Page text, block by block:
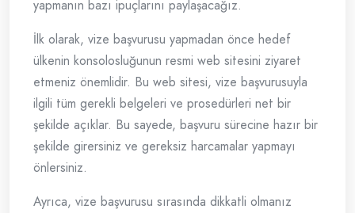
yapmanın bazı ipuçlarını paylaşacağız.
İlk olarak, vize başvurusu yapmadan önce hedef
ülkenin konsolosluğunun resmi web sitesini ziyaret
etmeniz önemlidir. Bu web sitesi, vize başvurusuyla
ilgili tüm gerekli belgeleri ve prosedürleri net bir
şekilde açıklar. Bu sayede, başvuru sürecine hazır bir
şekilde girersiniz ve gereksiz harcamalar yapmayı
önlersiniz.
Ayrıca, vize başvurusu sırasında dikkatli olmanız